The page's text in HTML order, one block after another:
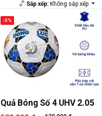
Sắp xếp:Không sắp xếp
Quả Bóng Số 4 UHV 2.05
-5%